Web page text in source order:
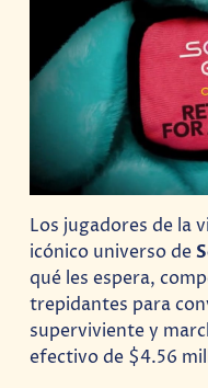
Los jugadores de la
icónico universo de
qué les espera,
trepidantes para
superviviente y
efectivo de $4.56